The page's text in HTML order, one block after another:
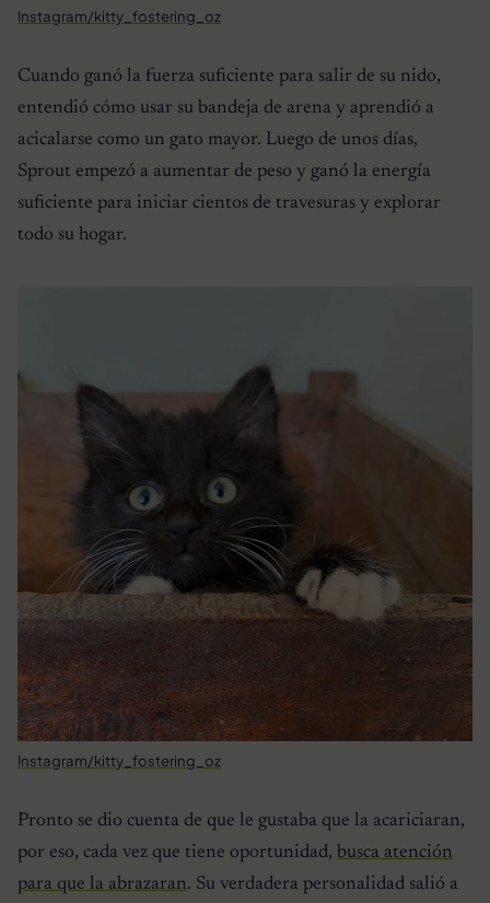
Instagram/kitty_fostering_oz
Cuando ganó la fuerza suficiente para salir de su nido,
entendió cómo usar su bandeja de arena y aprendió a
acicalarse como un gato mayor. Luego de unos días,
Sprout empezó a aumentar de peso y ganó la energía
suficiente para iniciar cientos de travesuras y explorar
todo su hogar.
Instagram/kitty_fostering_oz
Pronto se dio cuenta de que le gustaba que la acariciaran,
por eso, cada vez que tiene oportunidad, busca atención
para que la abrazaran. Su verdadera personalidad salió a